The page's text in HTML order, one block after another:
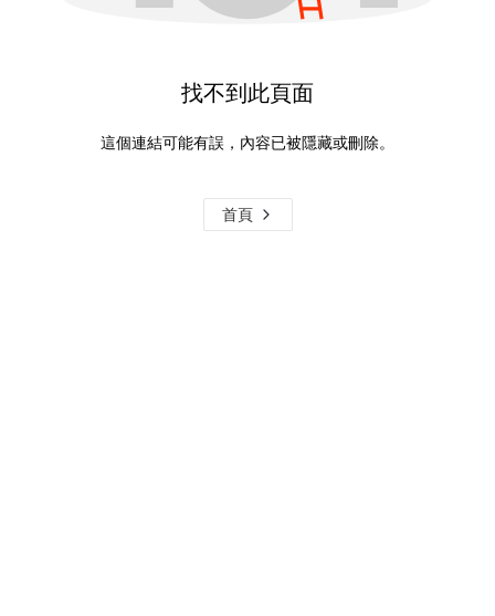
找不到此頁面
這個連結可能有誤，內容已被隱藏或刪除。
首頁